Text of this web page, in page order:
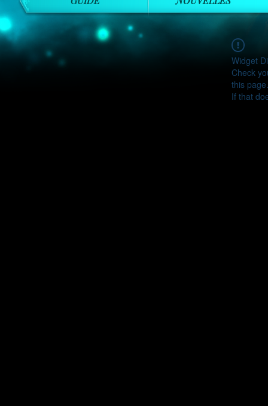
Widget
Check
this page.
If that